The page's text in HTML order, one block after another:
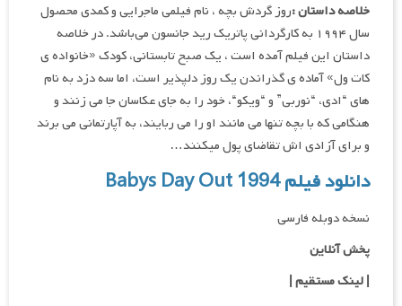
خلاصه داستان :روز گردش بچه ، نام فیلمی ماجرایی و کمدی محصول
سال ۱۹۹۴ به کارگردانی پاتریک رید جانسون می‌باشد. در خلاصه
داستان این فیلم آمده است ، یک صبح تابستانی، کودک «خانواده ی
کات ول» آماده ی گذراندن یک روز دلپذیر است، اما سه دزد به نام
های “ادی، “نوربی” و “ویکو“، خود را به جای عکاسان جا می زنند و
هنگامی که با بچه تنها می مانند او را می ربایند، به آپارتمانی می برند
و برای آزادی اش تقاضای پول میکنند…
دانلود فیلم Babys Day Out 1994
نسخه دوبله فارسی
پخش آنلاین
| لینک مستقیم|